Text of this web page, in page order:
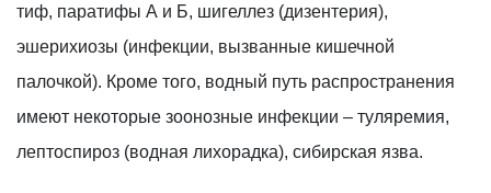
тиф, паратифы А и Б, шигеллез (дизентерия),
эшерихиозы (инфекции, вызванные кишечной
палочкой). Кроме того, водный путь распространения
имеют некоторые зоонозные инфекции – туляремия,
лептоспироз (водная лихорадка), сибирская язва.